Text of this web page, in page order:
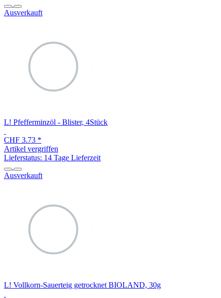
Ausverkauft
L! Pfefferminzöl - Blister, 4Stück
CHF 3.73 *
Artikel vergriffen
Lieferstatus: 14 Tage Lieferzeit
Ausverkauft
L! Vollkorn-Sauerteig getrocknet BIOLAND, 30g